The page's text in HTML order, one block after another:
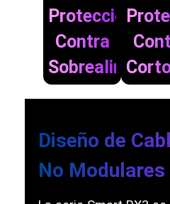
Protección
Contra
Diseño de
No Modulares